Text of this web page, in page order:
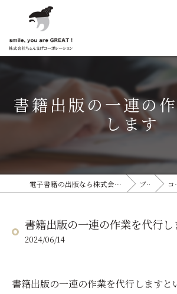
書籍出版の一連の
します
電子書籍の出版なら株式会社ちょんまげコーポレーション ブログ コラム
書籍出版の一連の作業を代行し
2024/06/14
書籍出版の一連の作業を代行しますと